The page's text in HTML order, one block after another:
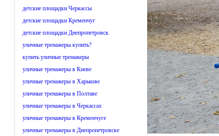
детские площадки Черкассы
детские площадки Кременчуг
детские площадки Днепропетровск
уличные тренажеры купить?
купить уличные тренажеры
уличные тренажеры в Киеве
уличные тренажеры в Харькове
уличные тренажеры в Полтаве
уличные тренажеры в Черкассах
уличные тренажеры в Кременчуге
уличные тренажеры в Днепропетровске